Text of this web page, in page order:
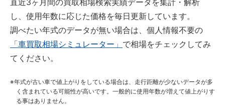
直近3ヶ月間の買取相場検索実績データを集計・解析
し、使用年数に応じた価格を毎日更新しています。
調べたい年式のデータが無い場合は、個人情報不要の
「車買取相場シミュレーター」 で相場をチェックしてみ
てください。
年式が古い車で値上がりをしている場合は、走行距離が少ないデータが多
く含まれている可能性が高いです。一般的に使用年数が増えて値上がりす
る事はありません。